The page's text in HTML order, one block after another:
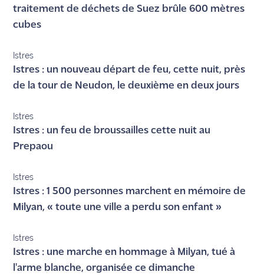
traitement de déchets de Suez brûle 600 mètres
cubes
Istres
Istres : un nouveau départ de feu, cette nuit, près
de la tour de Neudon, le deuxième en deux jours
Istres
Istres : un feu de broussailles cette nuit au
Prepaou
Istres
Istres : 1 500 personnes marchent en mémoire de
Milyan, « toute une ville a perdu son enfant »
Istres
Istres : une marche en hommage à Milyan, tué à
l'arme blanche, organisée ce dimanche